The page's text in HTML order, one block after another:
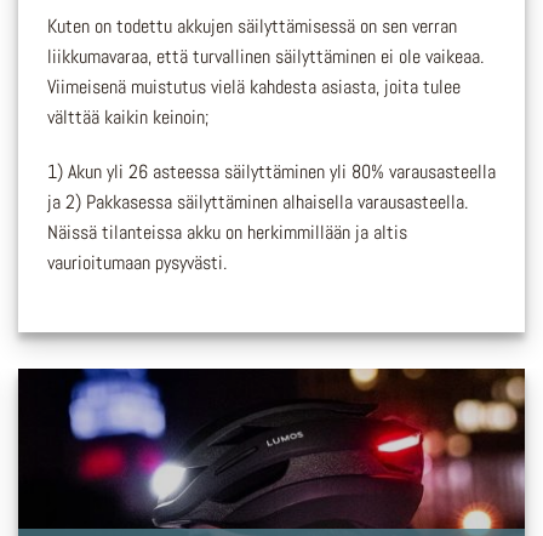
Kuten on todettu akkujen säilyttämisessä on sen verran
liikkumavaraa, että turvallinen säilyttäminen ei ole vaikeaa.
Viimeisenä muistutus vielä kahdesta asiasta, joita tulee
välttää kaikin keinoin;
1) Akun yli 26 asteessa säilyttäminen yli 80% varausasteella
ja 2) Pakkasessa säilyttäminen alhaisella varausasteella.
Näissä tilanteissa akku on herkimmillään ja altis
vaurioitumaan pysyvästi.